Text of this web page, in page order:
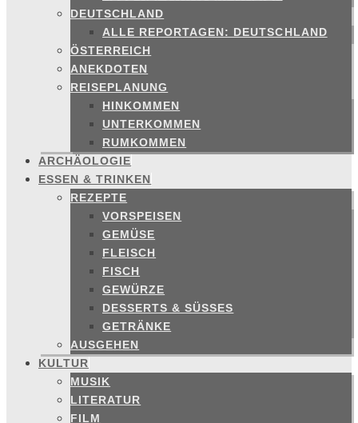
DEUTSCHLAND
ALLE REPORTAGEN: DEUTSCHLAND
ÖSTERREICH
ANEKDOTEN
REISEPLANUNG
HINKOMMEN
UNTERKOMMEN
RUMKOMMEN
ARCHÄOLOGIE
ESSEN & TRINKEN
REZEPTE
VORSPEISEN
GEMÜSE
FLEISCH
FISCH
GEWÜRZE
DESSERTS & SÜSSES
GETRÄNKE
AUSGEHEN
KULTUR
MUSIK
LITERATUR
FILM